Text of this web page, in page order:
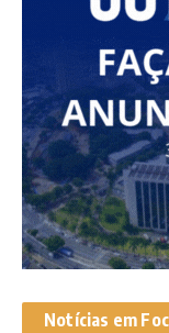
Notícias em